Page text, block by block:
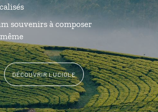
souvenirs à composer
DÉCOUVRIR LUCIOLE